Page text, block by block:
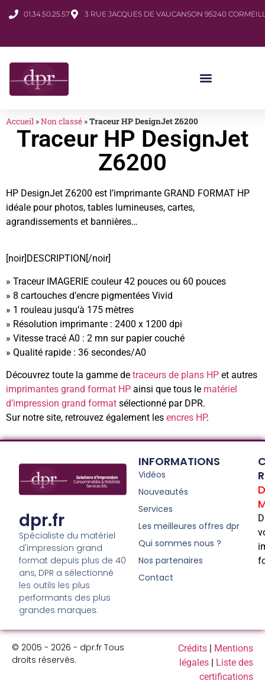
01.34.50.25.57 3 RUE JACQUES DE VAUCANSON 95240
Accueil »Non classé »Traceur HP DesignJet Z6200
Traceur HP DesignJet
Z6200
HP DesignJet Z6200 est l’imprimante GRAND FORMAT HP
idéale pour photos, tables lumineuses, cartes,
agrandissements et bannières…
[noir]DESCRIPTION[/noir]
» Traceur IMAGERIE couleur 42 pouces ou 60 pouces
» 8 cartouches d’encre pigmentées Vivid
» 1 rouleau jusqu’à 175 mètres
» Résolution imprimante : 2400 x 1200 dpi
» Vitesse tracé A0 : 2 mn sur papier couché
» Qualité rapide : 36 secondes/A0
Découvrez toute la gamme de traceurs de plans HP et autres
imprimantes grand format HP ainsi que tous le matériel
d’impression grand format sélectionné par DPR.
Sur notre site, retrouvez également les encres HP.
dpr.fr
Spécialiste du matériel
d'impression grand
format depuis plus de 40
ans, DPR a sélectionné
les outils les plus
performants des plus
grandes marques.
INFORMATIONS
Vidéos
Nouveautés
Services
Les meilleures offres dpr
Qui sommes nous ?
Nos partenaires
Contact
© 2005 - 2026 - dpr.fr Tous
droits réservés.
Crédits | Mentions
légales | Liste des
certifications